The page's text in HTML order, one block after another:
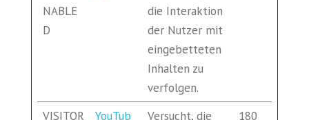
NABLE
D
die Interaktion
der Nutzer mit
eingebetteten
Inhalten zu
verfolgen.
VISITOR
YouTub
Versucht, die
180